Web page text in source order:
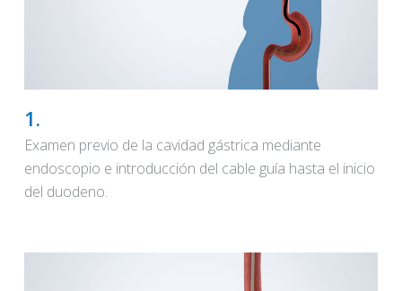
1.
Examen previo de la cavidad gástrica mediante
endoscopio e introducción del cable guía hasta el inicio
del duodeno.